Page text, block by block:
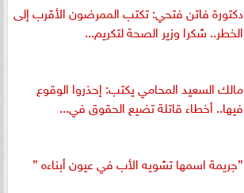
دكتورة فاتن فتحي: تكتب الممرضون الأقرب إلى
الخطر.. شكرا وزير الصحة لتكريم...
مالك السعيد المحامي يكتب: إحذروا الوقوع
فيها.. أخطاء قاتلة تضيع الحقوق في...
”جريمة اسمها تشويه الأب في عيون أبناءه ”